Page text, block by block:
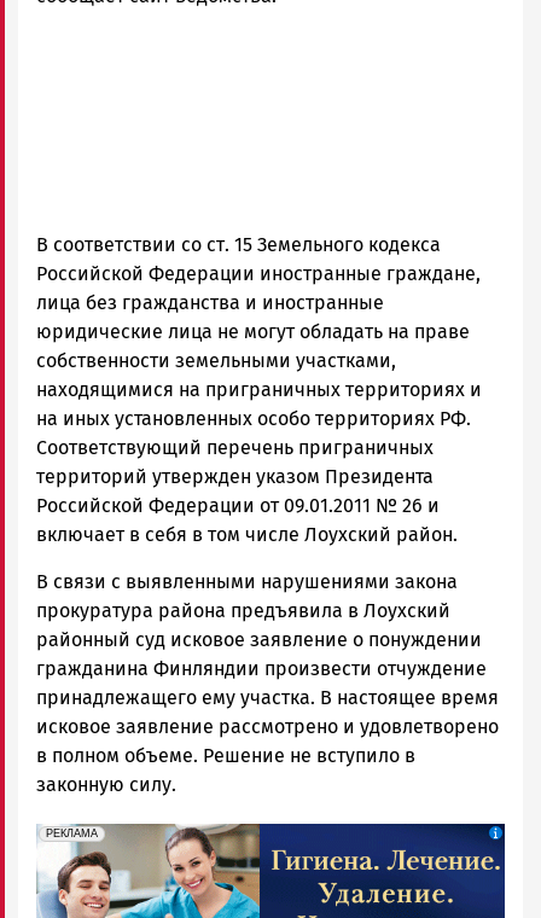
В соответствии со ст. 15 Земельного кодекса
Российской Федерации иностранные граждане,
лица без гражданства и иностранные
юридические лица не могут обладать на праве
собственности земельными участками,
находящимися на приграничных территориях и
на иных установленных особо территориях РФ.
Соответствующий перечень приграничных
территорий утвержден указом Президента
Российской Федерации от 09.01.2011 № 26 и
включает в себя в том числе Лоухский район.
В связи с выявленными нарушениями закона
прокуратура района предъявила в Лоухский
районный суд исковое заявление о понуждении
гражданина Финляндии произвести отчуждение
принадлежащего ему участка. В настоящее время
исковое заявление рассмотрено и удовлетворено
в полном объеме. Решение не вступило в
законную силу.
erid: 2SDnjdpiKp6
РЕКЛАМА
Реклама